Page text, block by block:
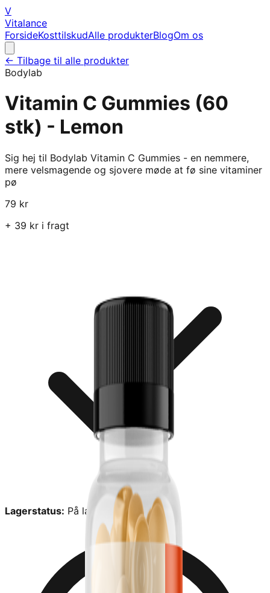
V
Vitalance
ForsideKosttilskudAlle produkterBlogOm os
← Tilbage til alle produkter
Bodylab
Vitamin C Gummies (60
stk) - Lemon
Sig hej til Bodylab Vitamin C Gummies - en nemmere,
mere velsmagende og sjovere møde at fø sine vitaminer
pø
79 kr
+ 39 kr i fragt
Lagerstatus: På lager